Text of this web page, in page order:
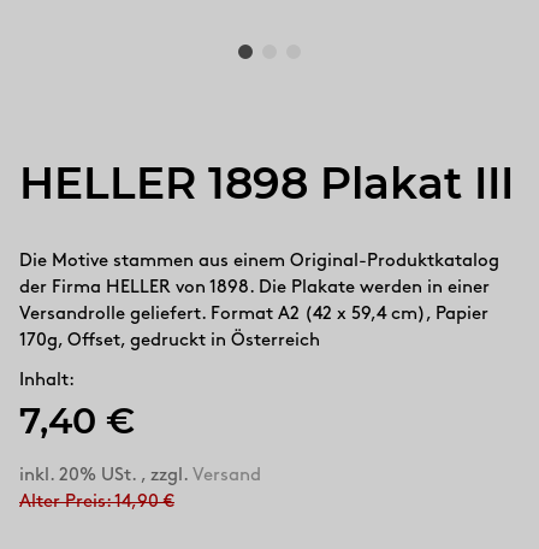
HELLER 1898 Plakat III
Die Motive stammen aus einem Original-Produktkatalog
der Firma HELLER von 1898. Die Plakate werden in einer
Versandrolle geliefert. Format A2 (42 x 59,4 cm), Papier
170g, Offset, gedruckt in Österreich
Inhalt:
7,40 €
inkl. 20% USt. , zzgl. Versand
Alter Preis: 14,90 €